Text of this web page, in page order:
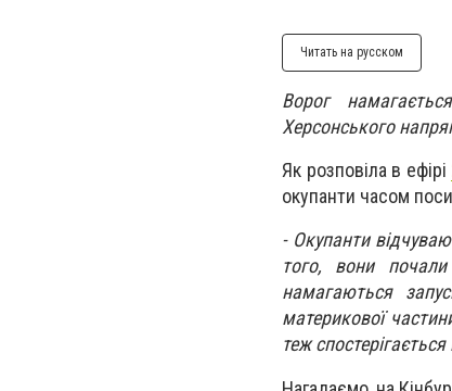
Читать на русском
Ворог
Херсонського
Як розповіла в ефірі
окупанти часом
- Окупанти
того, вони почали
намагаються
материкової
теж